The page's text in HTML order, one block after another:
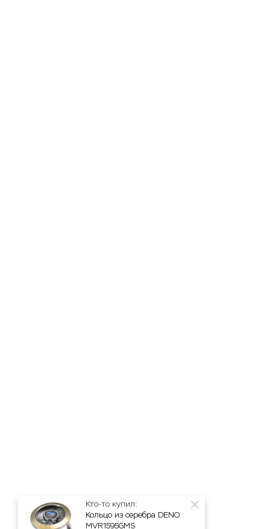
Кто-то купил:
Кольцо из серебра DENO
MVR1595GMS